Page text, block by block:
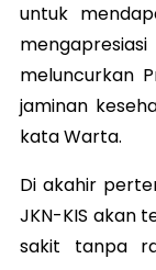
untuk
meluncurkan
jaminan
kata Warta.
Di akahir
JKN-KIS akan
sakit tanpa